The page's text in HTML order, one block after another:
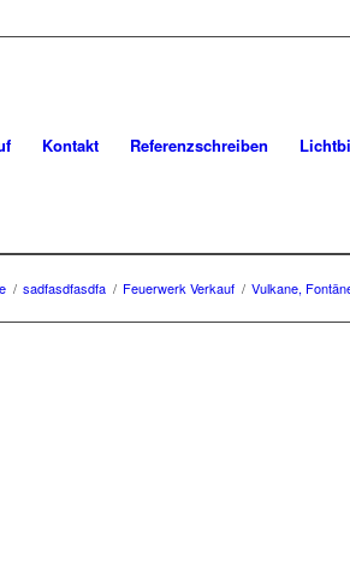
Kontakt Referenzschreiben
/ sadfasdfasdfa / Feuerwerk Verkauf / Vulkane,